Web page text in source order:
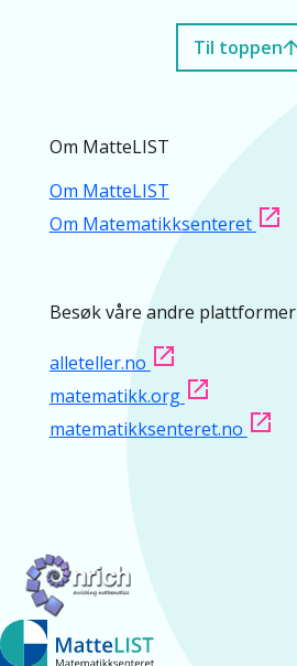
Til toppen
Om MatteLIST
Om MatteLIST
Om Matematikksenteret
Besøk våre andre plattformer
alleteller.no
matematikk.org
matematikksenteret.no